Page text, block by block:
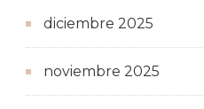
diciembre 2025
noviembre 2025